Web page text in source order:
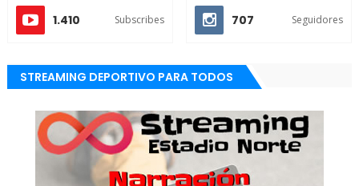
1.410 Subscribes 707 Seguidores
STREAMING DEPORTIVO PARA TODOS